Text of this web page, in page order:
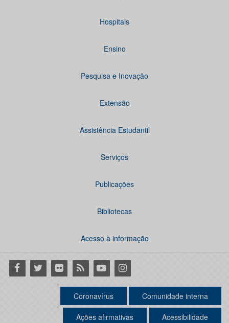
Hospitais
Ensino
Pesquisa e Inovação
Extensão
Assistência Estudantil
Serviços
Publicações
Bibliotecas
Acesso à informação
Facebook
Twitter Flickr RSS YoutubeInstagram
Coronavírus Comunidade interna
Ações afirmativas Acessibilidade